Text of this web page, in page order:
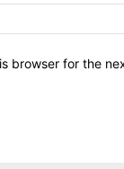
browser for the